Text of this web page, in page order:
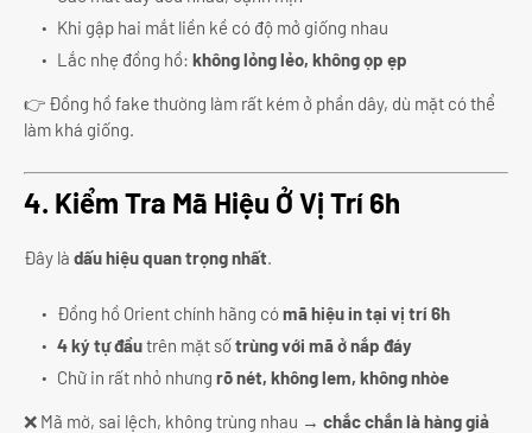
Khi gập hai mắt liền kề có độ mở giống nhau
Lắc nhẹ đồng hồ: không lỏng lẻo, không ọp ẹp
👉 Đồng hồ fake thường làm rất kém ở phần dây, dù mặt có thể
làm khá giống.
4. Kiểm Tra Mã Hiệu Ở Vị Trí 6h
Đây là dấu hiệu quan trọng nhất
Đồng hồ Orient chính hãng cómã hiệu in tại vị trí 6h
4 ký tự đầutrên mặt sốtrùng với mã ở nắp đáy
Chữ in rất nhỏ nhưng rõ nét, không lem, không nhòe
❌ Mã mờ, sai lệch, không trùng nhau → chắc chắn là hàng giả